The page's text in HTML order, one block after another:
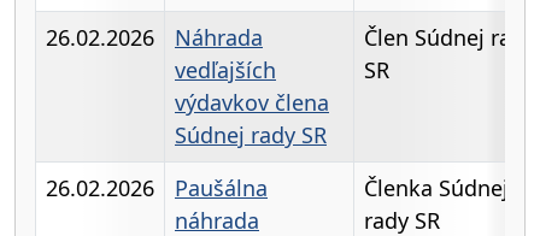
26.02.2026
Náhrada
vedľajších
výdavkov člena
Súdnej rady SR
Člen Súdnej rady
SR
26.02.2026
Paušálna
náhrada
Členka Súdnej
rady SR